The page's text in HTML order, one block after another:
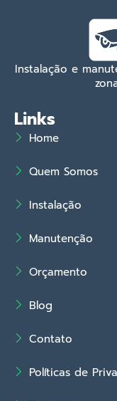
Instalação e
Links
Home
Quem Somos
Instalação
Manutenção
Orçamento
Blog
Contato
Políticas de